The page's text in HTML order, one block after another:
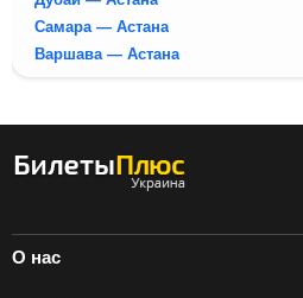
Самара — Астана
Варшава — Астана
О нас